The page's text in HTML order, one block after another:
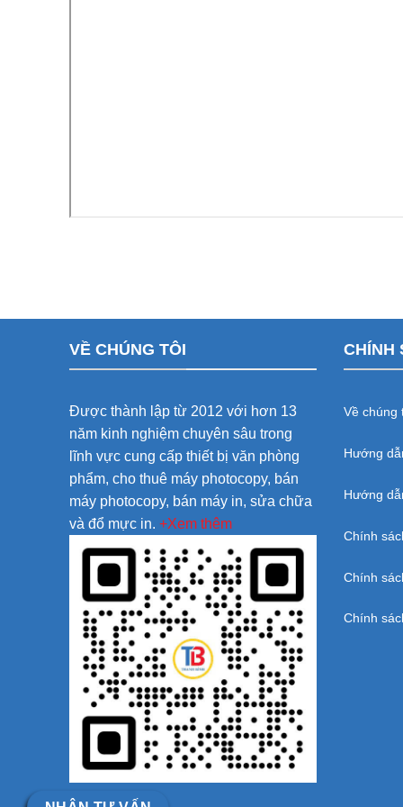
VỀ CHÚNG TÔI
Được thành lập từ 2012 với hơn 13
năm kinh nghiệm chuyên sâu trong
lĩnh vực cung cấp thiết bị văn phòng
phẩm, cho thuê máy photocopy, bán
máy photocopy, bán máy in, sửa chữa
và đổ mực in. +Xem thêm
CHÍNH
Về chúng
Hướng
Hướng
Chính
Chính
Chính